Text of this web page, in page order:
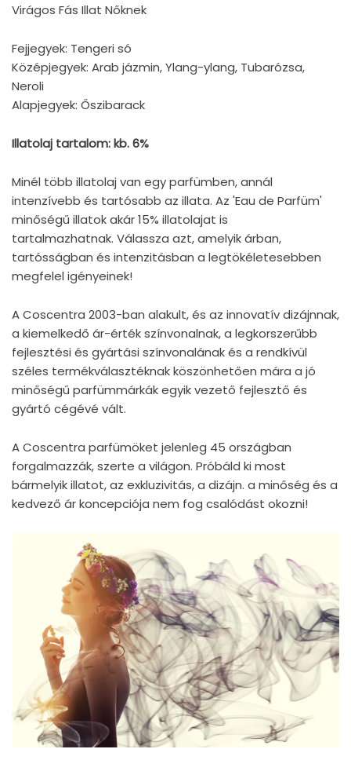
Virágos Fás Illat Nőknek
Fejjegyek: Tengeri só
Középjegyek: Arab jázmin, Ylang-ylang, Tubarózsa,
Neroli
Alapjegyek: Őszibarack
Illatolaj tartalom: kb. 6%
Minél több illatolaj van egy parfümben, annál
intenzívebb és tartósabb az illata. Az 'Eau de Parfüm'
minőségű illatok akár 15% illatolajat is
tartalmazhatnak. Válassza azt, amelyik árban,
tartósságban és intenzitásban a legtökéletesebben
megfelel igényeinek!
A Coscentra 2003-ban alakult, és az innovatív dizájnnak,
a kiemelkedő ár-érték színvonalnak, a legkorszerűbb
fejlesztési és gyártási színvonalának és a rendkívül
széles termékválasztéknak köszönhetően mára a jó
minőségű parfümmárkák egyik vezető fejlesztő és
gyártó cégévé vált.
A Coscentra parfümöket jelenleg 45 országban
forgalmazzák, szerte a világon. Próbáld ki most
bármelyik illatot, az exkluzivitás, a dizájn. a minőség és a
kedvező ár koncepciója nem fog csalódást okozni!